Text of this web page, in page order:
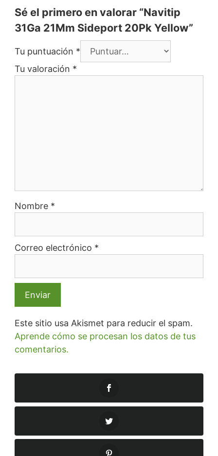
Sé el primero en valorar “Navitip
31Ga 21Mm Sideport 20Pk Yellow”
Tu puntuación *
Tu valoración *
Nombre *
Correo electrónico *
Este sitio usa Akismet para reducir el spam.
Aprende cómo se procesan los datos de tus
comentarios.